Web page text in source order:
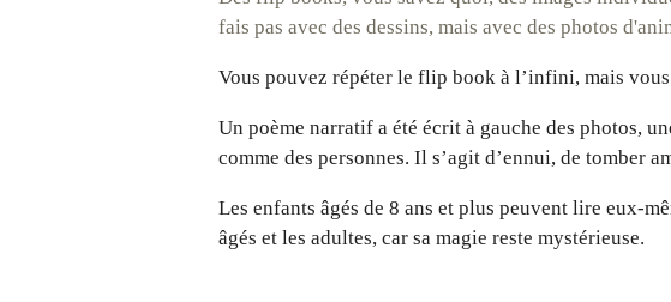
fais pas avec des dessins, mais avec des photos
Vous pouvez répéter le flip book à l’infini, mais
Un poème narratif a été écrit à gauche des photos,
comme des personnes. Il s’agit d’ennui, de tomber
Les enfants âgés de 8 ans et plus peuvent lire eux-
âgés et les adultes, car sa magie reste mystérieuse.